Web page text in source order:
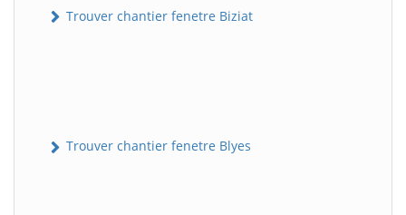
Trouver chantier fenetre Biziat
Trouver chantier fenetre Blyes